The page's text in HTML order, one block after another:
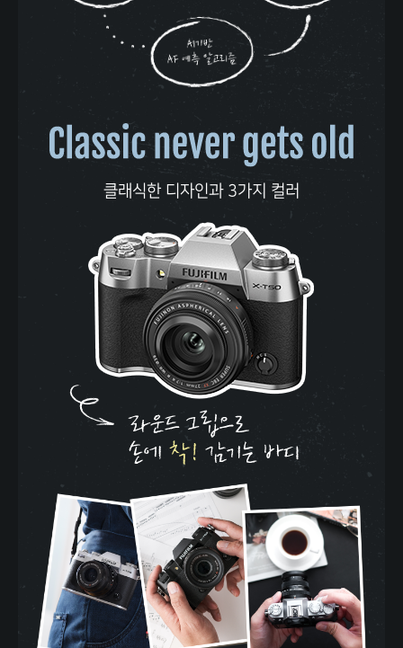
클래식한 디자인과 3가지 컬러